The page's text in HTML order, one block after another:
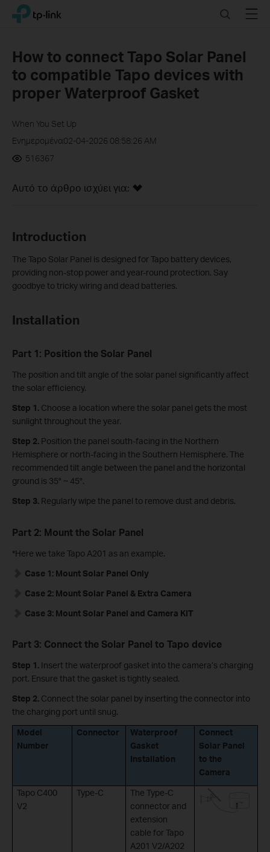
Click
navigation
bar
TP-Link, Reliably Smart SearchMenu
How to connect Tapo Solar Panel
to compatible Tapo devices with
proper Waterproof Gasket
When You Set Up
Ενημερομένα02-04-2026 08:58:26 AM
516367
Αυτό το άρθρο ισχύει για:
Introduction
The Tapo Solar Panel is designed for Tapo battery devices,
providing non-stop power and year-round protection. Say
goodbye to tricky wiring and dead batteries.
Installation
Part 1: Position the Solar Panel
The position and tilt angle of the solar panel significantly affect
the solar efficiency.
Step 1. Choose a location where the solar panel gets the most
sunlight throughout the year.
Step 2. Position the panel south-facing in the Northern
Hemisphere or north-facing in the Southern Hemisphere. The
recommended tilt angle between the panel and the horizontal
ground is 35° ~ 45°.
Step 3. Regularly wipe the panel to remove dust and debris.
Part 2: Mount the Solar Panel
*Here we take Tapo A201 as an example.
Case 1: Mount Solar Panel Only
Case 2: Mount Solar Panel & Extra Camera
Case 3: Mount Solar Panel and Camera KIT
Part 3: Connect the Solar Panel to Tapo device
Step 1. Insert the waterproof gasket into the camera’s charging
port. Ensure that the gasket is tightly sealed.
Step 2. Connect the solar panel by inserting the connector into
the charging port until snug.
Model
Number
Connector
Waterproof
Gasket
Installation
Connect
Solar Panel
to the
Camera
Tapo C400
V2
Type-C
The Type-C
connector and
extension
cable for Tapo
A201 V2/A202